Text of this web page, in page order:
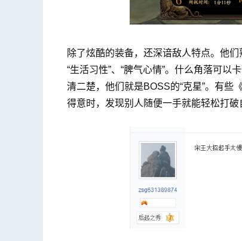
除了炫酷的装备，还深谙敌人特点。他
“生活习性”、“脾气心情”。什么角落可
清二楚，他们就是BOSS的“克星”。有
得意时，发现别人随便一手就能轻松打破